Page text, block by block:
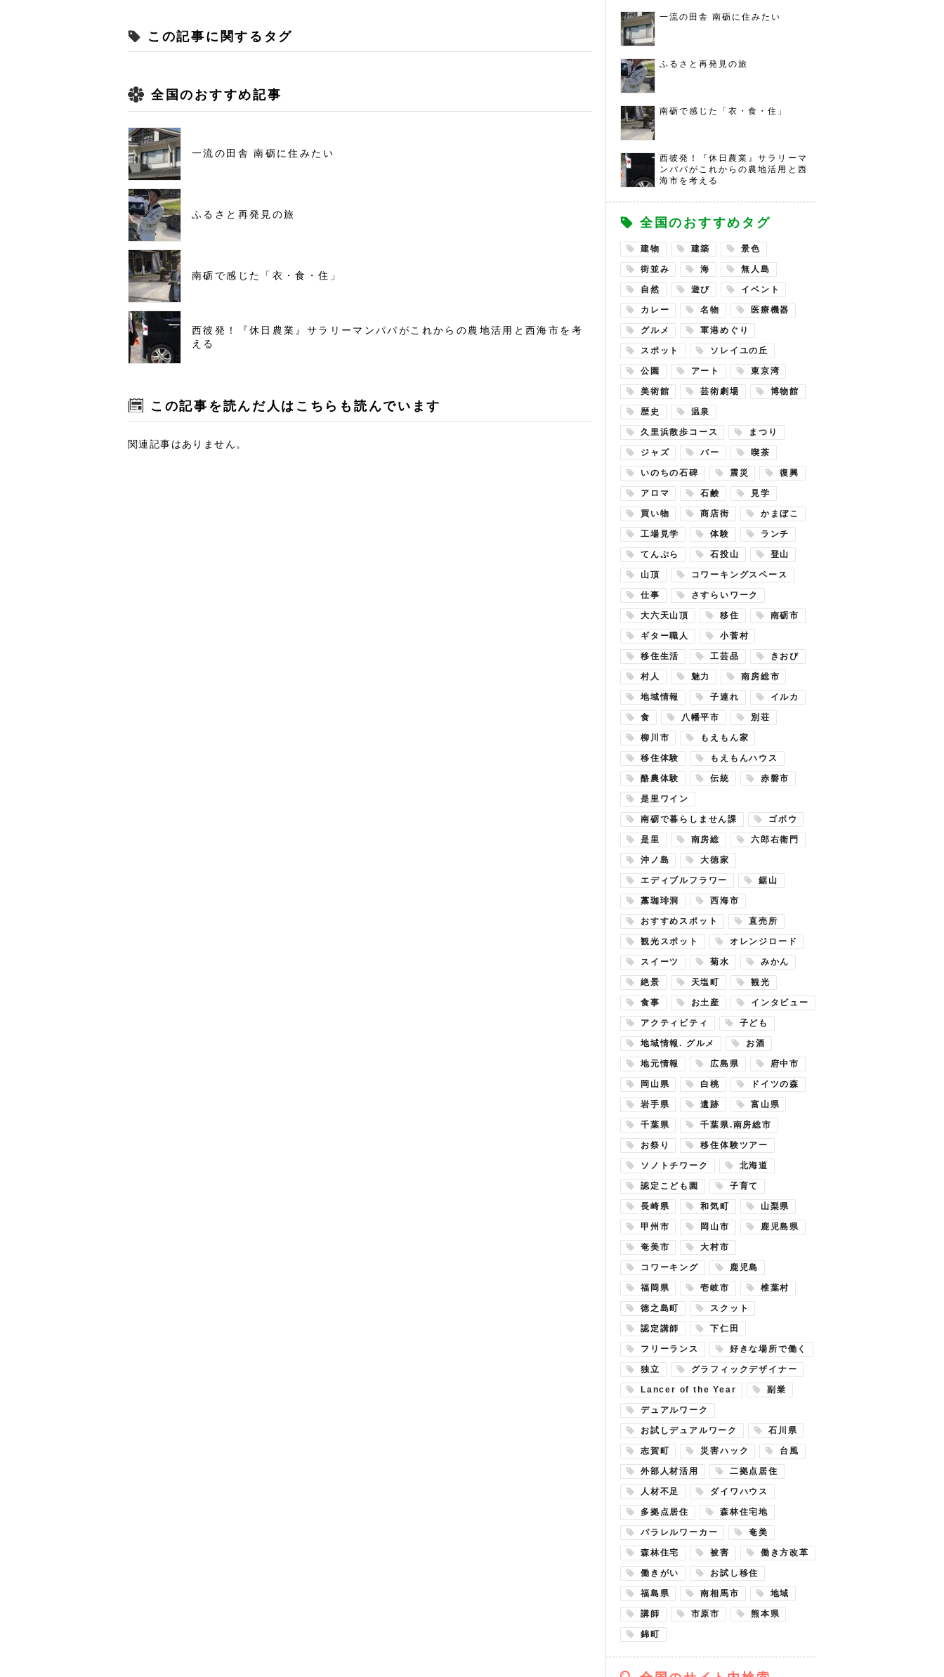
この記事に関するタグ
全国のおすすめ記事
一流の田舎 南砺に住みたい
ふるさと再発見の旅
南砺で感じた「衣・食・住」
西彼発！『休日農業』サラリーマンパパがこれからの農地活用と西海市を考
える
この記事を読んだ人はこちらも読んでいます
関連記事はありません。
一流の田舎 南砺に住みたい
ふるさと再発見の旅
南砺で感じた「衣・食・住」
西彼発！『休日農業』サラリーマ
ンパパがこれからの農地活用と西
海市を考える
全国のおすすめタグ
建物 建築 景色
街並み 海 無人島
自然 遊び イベント
カレー 名物 医療機器
グルメ 軍港めぐり
スポット ソレイユの丘
公園 アート 東京湾
美術館 芸術劇場 博物館
歴史 温泉
久里浜散歩コース まつり
ジャズ バー 喫茶
いのちの石碑 震災 復興
アロマ 石鹸 見学
買い物 商店街 かまぼこ
工場見学 体験 ランチ
てんぷら 石投山 登山
山頂 コワーキングスペース
仕事 さすらいワーク
大六天山頂 移住 南砺市
ギター職人 小菅村
移住生活 工芸品 きおび
村人 魅力 南房総市
地域情報 子連れ イルカ
食 八幡平市 別荘
柳川市 もえもん家
移住体験 もえもんハウス
酪農体験 伝統 赤磐市
是里ワイン
南砺で暮らしません課 ゴボウ
是里 南房総 六郎右衛門
沖ノ島 大徳家
エディブルフラワー 鋸山
藁珈琲洞 西海市
おすすめスポット 直売所
観光スポット オレンジロード
スイーツ 菊水 みかん
絶景 天塩町 観光
食事 お土産 インタビュー
アクティビティ 子ども
地域情報. グルメ お酒
地元情報 広島県 府中市
岡山県 白桃 ドイツの森
岩手県 遺跡 富山県
千葉県 千葉県.南房総市
お祭り 移住体験ツアー
ソノトチワーク 北海道
認定こども園 子育て
長崎県 和気町 山梨県
甲州市 岡山市 鹿児島県
奄美市 大村市
コワーキング 鹿児島
福岡県 壱岐市 椎葉村
徳之島町 スクット
認定講師 下仁田
フリーランス 好きな場所で働く
独立 グラフィックデザイナー
Lancer of the Year 副業
デュアルワーク
お試しデュアルワーク 石川県
志賀町 災害ハック 台風
外部人材活用 二拠点居住
人材不足 ダイワハウス
多拠点居住 森林住宅地
パラレルワーカー 奄美
森林住宅 被害 働き方改革
働きがい お試し移住
福島県 南相馬市 地域
講師 市原市 熊本県
錦町